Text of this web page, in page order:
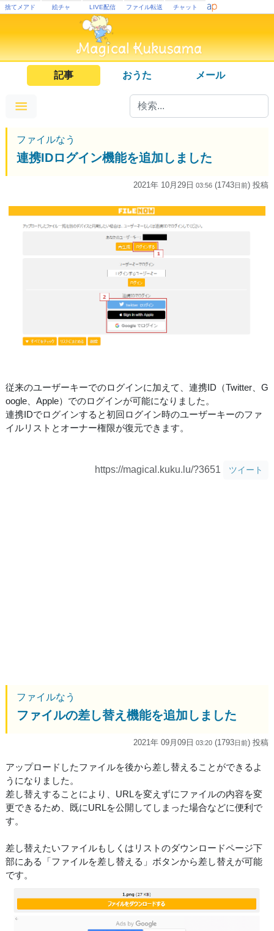
捨てメアド 絵チャ LIVE配信 ファイル転送 チャット
記事 おうた メール
ファイルなう
連携IDログイン機能を追加しました
2021年 10月29日 03:56 (1743日前) 投稿
従来のユーザーキーでのログインに加えて、連携ID（Twitter、G
oogle、Apple）でのログインが可能になりました。
連携IDでログインすると初回ログイン時のユーザーキーのファ
イルリストとオーナー権限が復元できます。
https://magical.kuku.lu/?3651 ツイート
ファイルなう
ファイルの差し替え機能を追加しました
2021年 09月09日 03:20 (1793日前) 投稿
アップロードしたファイルを後から差し替えることができるよ
うになりました。
差し替えすることにより、URLを変えずにファイルの内容を変
更できるため、既にURLを公開してしまった場合などに便利で
す。
差し替えたいファイルもしくはリストのダウンロードページ下
部にある「ファイルを差し替える」ボタンから差し替えが可能
です。